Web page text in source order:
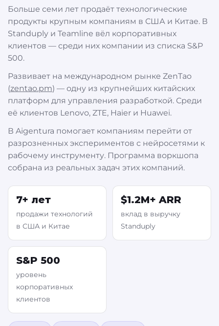
Больше семи лет продаёт технологические
продукты крупным компаниям в США и Китае. В
Standuply и Teamline вёл корпоративных
клиентов — среди них компании из списка S&P
500.
Развивает на международном рынке ZenTao
(zentao.pm) — одну из крупнейших китайских
платформ для управления разработкой. Среди
её клиентов Lenovo, ZTE, Haier и Huawei.
В Aigentura помогает компаниям перейти от
разрозненных экспериментов с нейросетями к
рабочему инструменту. Программа воркшопа
собрана из реальных задач этих компаний.
7+ лет
продажи технологий
в США и Китае
$1.2M+ ARR
вклад в выручку
Standuply
S&P 500
уровень
корпоративных
клиентов